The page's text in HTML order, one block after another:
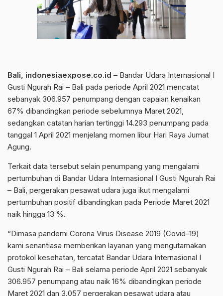
Bali, indonesiaexpose.co.id – Bandar Udara Internasional I
Gusti Ngurah Rai – Bali pada periode April 2021 mencatat
sebanyak 306.957 penumpang dengan capaian kenaikan
67% dibandingkan periode sebelumnya Maret 2021,
sedangkan catatan harian tertinggi 14.293 penumpang pada
tanggal 1 April 2021 menjelang momen libur Hari Raya Jumat
Agung.
Terkait data tersebut selain penumpang yang mengalami
pertumbuhan di Bandar Udara Internasional I Gusti Ngurah Rai
– Bali, pergerakan pesawat udara juga ikut mengalami
pertumbuhan positif dibandingkan pada Periode Maret 2021
naik hingga 13 %.
“Dimasa pandemi Corona Virus Disease 2019 (Covid-19)
kami senantiasa memberikan layanan yang mengutamakan
protokol kesehatan, tercatat Bandar Udara Internasional I
Gusti Ngurah Rai – Bali selama periode April 2021 sebanyak
306.957 penumpang atau naik 16% dibandingkan periode
Maret 2021 dan 3.057 pergerakan pesawat udara atau